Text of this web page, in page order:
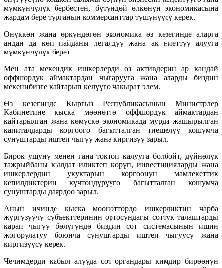
мүмкүнчүлүк бербестен, бүтүндөй өлкөнүн экономикасына
жардам бере турганын коммерсанттар түшүнүүсү керек.
Өнүккөн жана өркүндөгөн экономика өз кезегинде аларга
андан да көп пайданы легалдуу жана ак ниеттүү алууга
мүмкүнчүлүк берет.
Мен ата мекендик ишкерлерди өз активдерин ар кандай
оффшордук аймактардан чыгарууга жана аларды биздин
мекенибизге кайтарып келүүгө чакырат элем.
Өз кезегинде Кыргыз Республикасынын Министрлер
Кабинетине кыска мөөнөттө оффшордук аймактардан
кайтарылган жана көмүскө экономикада мурда жашырылган
капиталдарды коргоого багытталган тиешелүү кошумча
сунуштарды иштеп чыгуу жана киргизүү зарыл.
Бирок ушуну менен гана токтоп калууга болбойт, дүйнөлүк
тажрыйбаны кылдат иликтеп көрүп, инвестицияларды жана
ишкерлердин укуктарын коргоонун мамлекеттик
кепилдиктерин күчтөндүрүүгө багытталган кошумча
сунуштарды даярдоо зарыл.
Анын ичинде кыска мөөнөттөрдө ишкердиктин чарба
жүргүзүүчү субъекттеринин ортосундагы соттук талаштарды
карап чыгуу бөлүгүндө биздин сот системасынын ишин
жогорулатуу боюнча сунуштарды иштеп чыгуусу жана
киргизүүсү керек.
Чечимдерди кабыл алууда сот органдары кимдир бирөөнүн